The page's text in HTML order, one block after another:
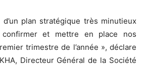
plan stratégique très minutieux
et mettre en place nos
trimestre de l’année », déclare
Directeur Général de la Société